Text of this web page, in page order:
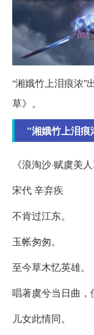
“湘娥竹上泪痕浓”
草》。
“湘娥竹上泪痕
《浪淘沙·赋虞美人
宋代 辛弃疾
不肯过江东。
玉帐匆匆。
至今草木忆英雄。
唱著虞兮当日曲，
儿女此情同。